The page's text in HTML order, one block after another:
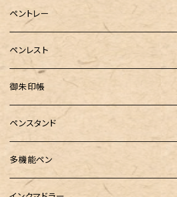
MONTEVERDE（モンテベルデ）
MONTBLANC（モンブラン）
ANTOU（アントウ）
PenC mini
スタイルフィット ゲルインク
RETRO51
RHODIA(ロディア)
ロットリング
マルチペン
カスタム
RHODIA(ロディア)
KAYOU＋(カーユプラス)
IWI（アイダブリューアイ）
meister by POINT(マイスターバイポイント)
島田小割製材所
消しゴムケース
バハギア&クラフト
ツイスト消しゴム
MONS ORIS (モンズオーリス)
ペントレー
革製ペントレー
ペンレスト
ボルトレッティ
御朱印帳
富士ひのき御朱印帳【巓】
黄金富士ひのき御朱印帳
ペンスタンド
Ystudio（ワイスタジオ）
多機能ペン